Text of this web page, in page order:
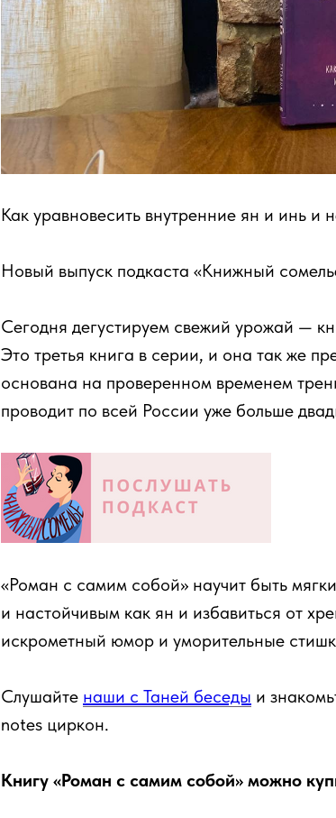
Как уравновесить внутренние ян и инь и
Новый выпуск подкаста «Книжный
Сегодня дегустируем свежий урожай —
Это третья книга в серии, и она так же
основана на проверенном временем
проводит по всей России уже больше
«Роман с самим собой» научит быть
и настойчивым как ян и избавиться от
искрометный юмор и уморительные
Слушайте наши с Таней беседы и
notes циркон.
Книгу «Роман с самим собой» можно